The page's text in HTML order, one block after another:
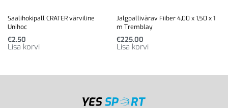
Saalihokipall CRATER värviline
Unihoc
€2.50
Lisa korvi
Jalgpallivärav Fiiber 4,00 x 1,50 x 1
m Tremblay
€225.00
Lisa korvi